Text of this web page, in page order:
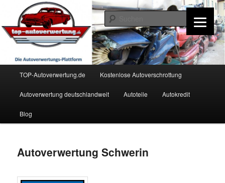
wechseln
TOP-Autoverwertung.de
TOP-Autoverwertung.de Kostenlose Autoverschrottung
Autoverwertung deutschlandweit Autoteile Autokredit
Blog
Autoverwertung Schwerin